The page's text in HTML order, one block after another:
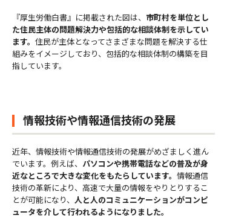
『厚生労働白書』に掲載された図は、 市町村を単位とし
た住民主体の問題解決力や包括的な相談体制を示してい
ます。 住民が主体となってさまざまな問題を解決する仕
組みをイメージしており、包括的な相談体制の構築を目
指しています。
情報技術や情報通信技術の発展
近年、情報技術や情報通信技術の発展がめざましく進ん
でいます。例えば、 パソコンや携帯電話などの普及が身
近なところで大きな変化をもたらしています。 情報通信
技術の革新により、高速で大量の情報をやりとりするこ
とが可能になり、 人と人のコミュニケーションがコンピ
ュータを介して行われるようになりました。